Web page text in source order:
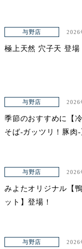
与野店 2026
極上天然 穴子天 登場
与野店 2026
季節のおすすめに【
そば-ガッツリ！豚肉-
与野店 2026
みよたオリジナル【
ット】登場！
与野店 2026